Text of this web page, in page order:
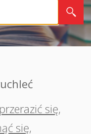
przerazić się,
się,